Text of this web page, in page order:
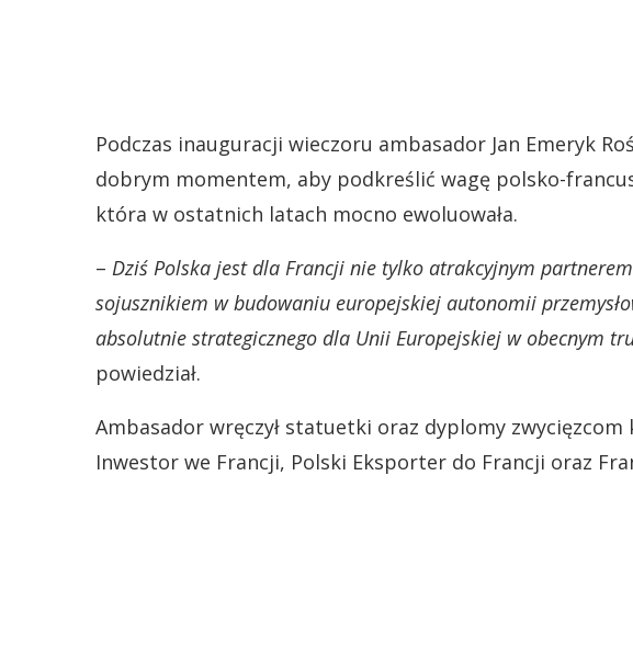
Podczas inauguracji wieczoru ambasador Jan Emeryk
dobrym momentem, aby podkreślić wagę polsko-
która w ostatnich latach mocno ewoluowała.
–Dziś Polska jest dla Francji nie tylko atrakcyjnym
sojusznikiem
absolutnie strategicznego dla UniiEuropejskiej w obecnym
powiedział.